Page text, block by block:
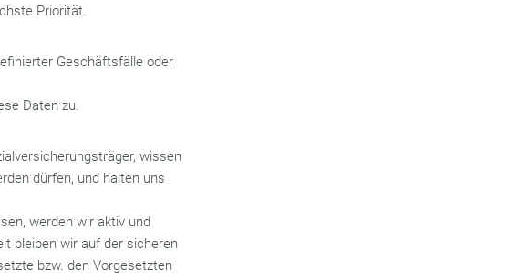
Priorität.
Geschäftsfälle oder
Daten zu.
wissen
dürfen, und halten uns
werden wir aktiv und
bleiben wir auf der sicheren
bzw. den Vorgesetzten